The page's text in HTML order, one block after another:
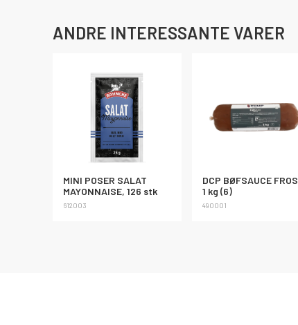
ANDRE INTERESSANTE VARER
MINI POSER SALAT
MAYONNAISE, 126 stk
612003
DCP BØFSAUCE
1 kg (6)
490001